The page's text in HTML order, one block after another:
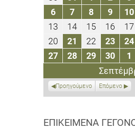
Αυγούστου
2021
Αυγούστου
202120212021
66
Σεπτεμβρίου
2021
77
Σεπτεμβρίου
2021
88
2021
99
2021
10
13
Σεπτεμβρίου
2021
1414
Σεπτεμβρίου
2021
1515
2021
16
2021
17
20
Σεπτεμβρίου
2021
21
Σεπτεμβρίου
2021
22
2021
2323
2021
24
2727
Σεπτεμβρίου
2828
Σεπτεμβρίου
2929
2021
3030
2021
1
Προηγούμενο Επόμενο
ΕΠΙΚΕΊΜΕΝΑ